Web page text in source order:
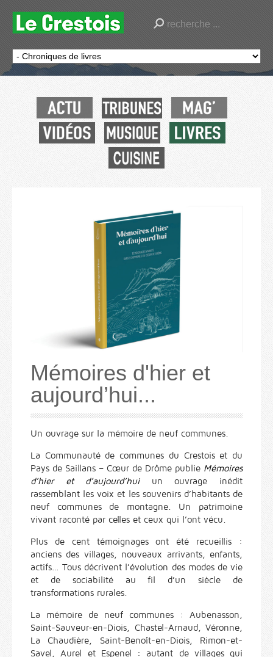
Mémoires d'hier et
aujourd’hui...
Un ouvrage sur la mémoire de neuf communes.
La Communauté de communes du Crestois et du
Pays de Saillans – Cœur de Drôme publie Mémoires
d’hier et d’aujourd’huiun ouvrage inédit
rassemblant les voix et les souvenirs d’habitants de
neuf communes de montagne. Un patrimoine
vivant raconté par celles et ceux qui l’ont vécu.
Plus de cent témoignages ont été recueillis :
anciens des villages, nouveaux arrivants, enfants,
actifs… Tous décrivent l’évolution des modes de vie
et de sociabilité au fil d’un siècle de
transformations rurales.
La mémoire de neuf communes : Aubenasson,
Saint-Sauveur-en-Diois, Chastel-Arnaud, Véronne,
La Chaudière, Saint-Benoît-en-Diois, Rimon-et-
Savel, Aurel et Espenel : autant de villages qui